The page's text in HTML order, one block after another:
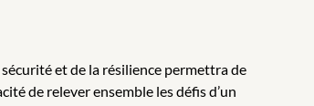
et de la résilience permettra de
de relever ensemble les défis d’un